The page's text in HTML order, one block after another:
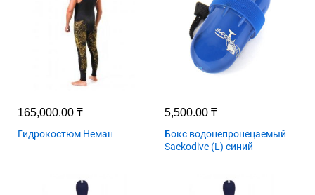
165,000.00 ₸
Гидрокостюм Неман
5,500.00 ₸
Бокс водонепронецаемый
Saekodive (L) синий